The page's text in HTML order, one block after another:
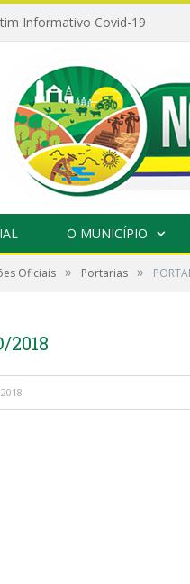
Informativo Covid-19
O MUNICÍPIO
Oficiais » Portarias »
2018